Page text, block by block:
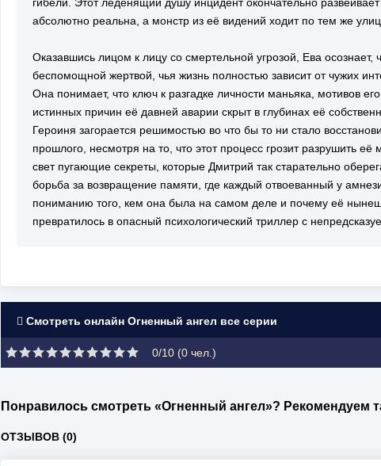
абсолютно реальна, а монстр из её видений ходит по тем же
Оказавшись лицом к лицу со смертельной угрозой, Ева осознает,
беспомощной жертвой, чья жизнь полностью зависит от чужих
Она понимает, что ключ к разгадке личности маньяка, мотивов
истинных причин её давней аварии скрыт в глубинах её
Героиня загорается решимостью во что бы то ни стало
прошлого, несмотря на то, что этот процесс грозит разрушить
свет пугающие секреты, которые Дмитрий так старательно
борьба за возвращение памяти, где каждый отвоеванный у
пониманию того, кем она была на самом деле и почему её
превратилось в опасный психологический триллер с
Смотреть онлайн Огненный ангел все серии
0/10 (0 чел.)
Понравилось смотреть «Огненный ангел»? Рекомендуем
ОТЗЫВОВ (0)